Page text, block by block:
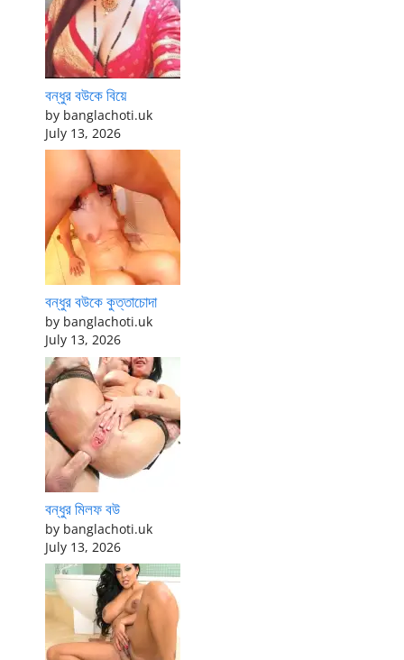
বন্ধুর বউকে বিয়ে
by banglachoti.uk
July 13, 2026
বন্ধুর বউকে কুত্তাচোদা
by banglachoti.uk
July 13, 2026
বন্ধুর মিলফ বউ
by banglachoti.uk
July 13, 2026